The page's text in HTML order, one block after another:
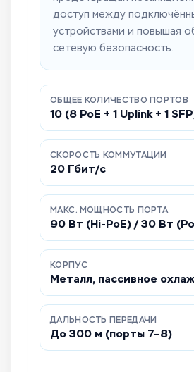
доступ между
устройствами и повышая
сетевую безопасность.
ОБЩЕЕ КОЛИЧЕСТВО ПОРТОВ
10 (8 PoE + 1 Uplink + 1
СКОРОСТЬ КОММУТАЦИИ
20 Гбит/с
МАКС. МОЩНОСТЬ ПОРТА
90 Вт (Hi-PoE) / 30 Вт
КОРПУС
Металл, пассивное
ДАЛЬНОСТЬ ПЕРЕДАЧИ
До 300 м (порты 7–8)